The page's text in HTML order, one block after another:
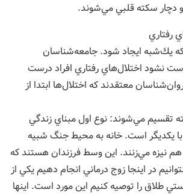
سكته قلبي مي‌شوند.
رفتاري
يك‌شبه ايجاد شود. جامعه‌شناسان
نشود اختلال‌هاي رفتاري افراد درست
معتقدند كه اختلال‌ها ابتدا از
تقسيم مي‌شوند: نوع اول مبناي زندگي
يكديگر است. خانه به محيط جنگ شبيه
نيزه مي‌زنند. اين وسط فرزندان هستند كه
در اينجا زوج درماني انجام دهيم يكي از
طلاق را توصيه كنيم اين مورد است. اينها